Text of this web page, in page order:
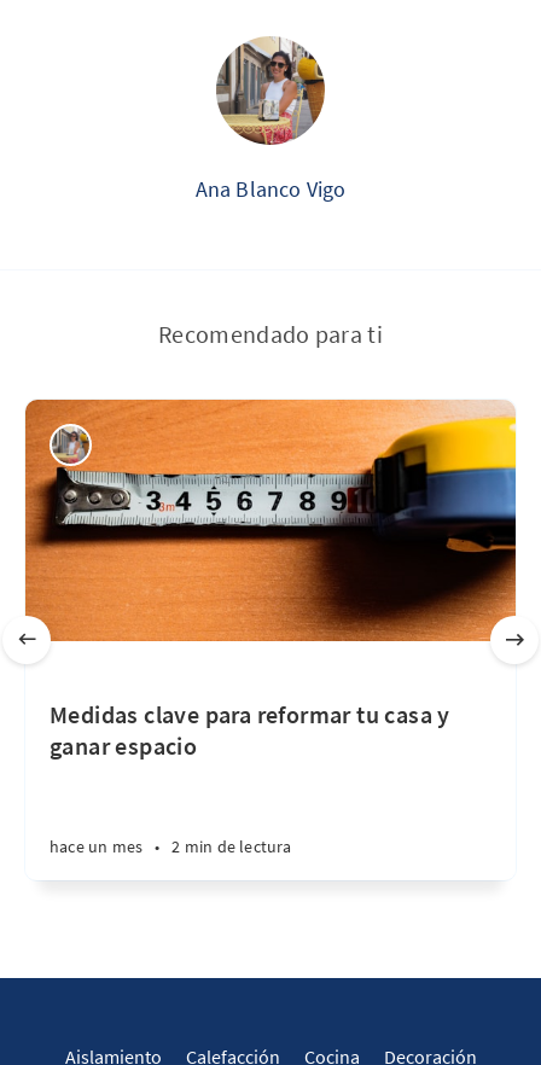
Ana Blanco Vigo
Recomendado para ti
Medidas clave para reformar tu casa y
ganar espacio
hace un mes • 2 min de lectura
Aislamiento Calefacción Cocina Decoración